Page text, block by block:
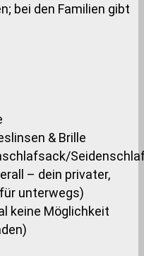
bei den Familien gibt
& Brille
– dein privater,
unterwegs)
keine Möglichkeit